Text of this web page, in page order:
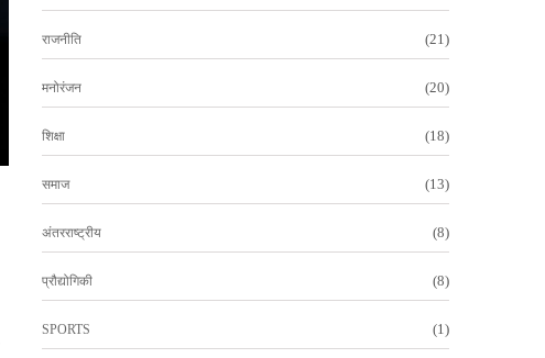
राजनीति (21)
मनोरंजन (20)
शिक्षा (18)
समाज (13)
अंतरराष्ट्रीय (8)
प्रौद्योगिकी (8)
SPORTS (1)